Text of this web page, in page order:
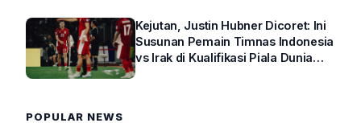
Kejutan, Justin Hubner Dicoret: Ini
Susunan Pemain Timnas Indonesia
vs Irak di Kualifikasi Piala Dunia
POPULAR NEWS